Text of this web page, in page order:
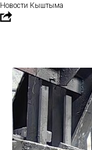
Новости Кыштыма